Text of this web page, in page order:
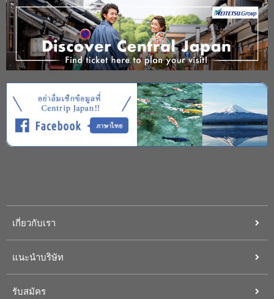
เกี่ยวกับเรา
แนะนำบริษัท
รับสมัคร